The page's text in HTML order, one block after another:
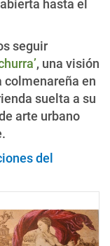
hasta el
seguir
, una visión
en
suelta a su
arte urbano
del